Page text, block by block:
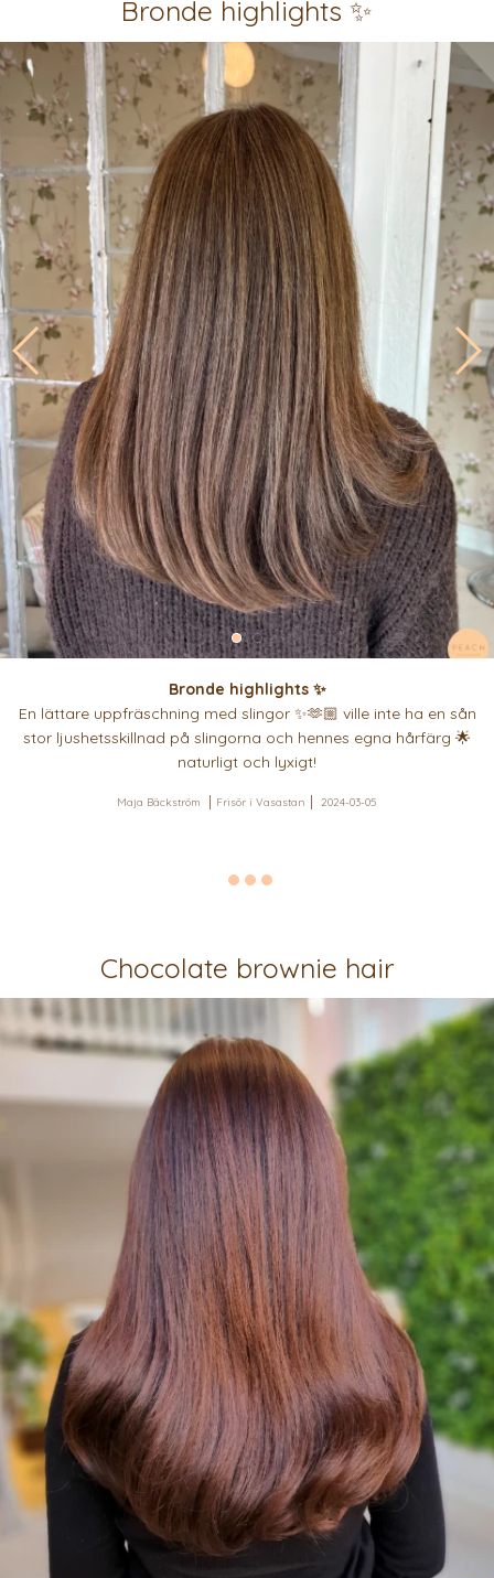
Bronde highlights ✨
Bronde highlights ✨
En lättare uppfräschning med slingor ✨🫶🏼 ville inte ha en sån
stor ljushetsskillnad på slingorna och hennes egna hårfärg 🌟
naturligt och lyxigt!
Maja Bäckström Frisör i Vasastan 2024-03-05
Chocolate brownie hair